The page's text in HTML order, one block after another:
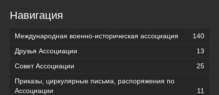
Навигация
Международная военно-историческая ассоциация
140
Друзья Ассоциации
13
Совет Ассоциации
25
Приказы, циркулярные письма, распоряжения по
Ассоциации
11